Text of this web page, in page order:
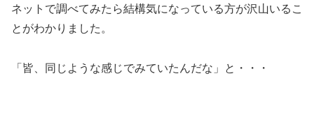
ネットで調べてみたら結構気になっている方が沢山いるこ
とがわかりました。
「皆、同じような感じでみていたんだな」と・・・